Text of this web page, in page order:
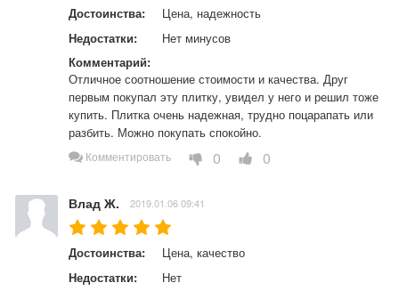
Достоинства:
Цена, надежность
Недостатки:
Нет минусов
Комментарий:
Отличное соотношение стоимости и качества. Друг
первым покупал эту плитку, увидел у него и решил тоже
купить. Плитка очень надежная, трудно поцарапать или
разбить. Можно покупать спокойно.
Комментировать 0 0
Влад Ж. 2019.01.06 09:41
Достоинства:
Цена, качество
Недостатки:
Нет